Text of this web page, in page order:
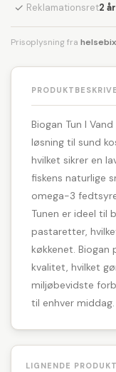
✓ Reklamationsret2
Prisoplysning fra
Biogan Tun I
løsning til sund
hvilket sikrer en
fiskens naturlige
omega-3
Tunen er ideel til
pastaretter,
køkkenet.
kvalitet, hvilket
miljøbevidste
til enhver middag.
LIGNENDE